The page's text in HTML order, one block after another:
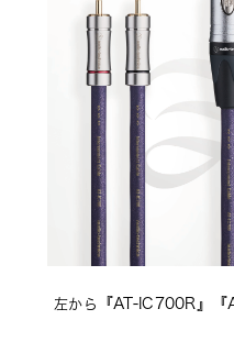
左から 『AT-IC700R』『